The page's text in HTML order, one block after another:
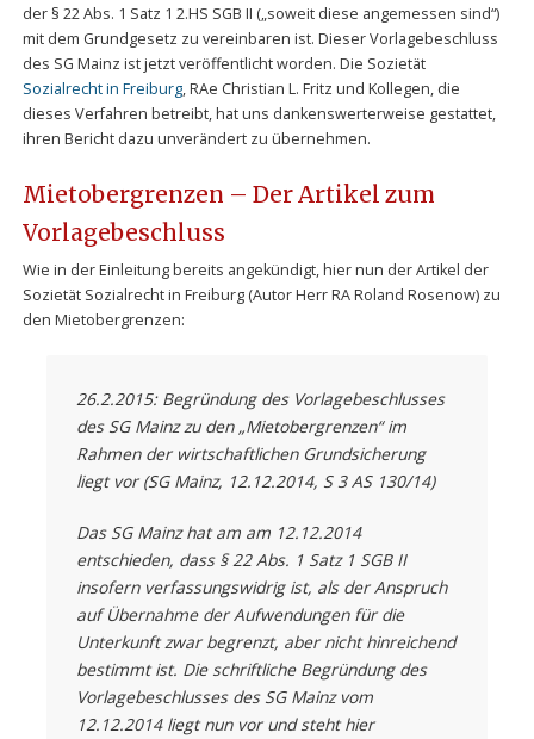
der § 22 Abs. 1 Satz 1 2.HS SGB II („soweit diese angemessen sind“)
mit dem Grundgesetz zu vereinbaren ist. Dieser Vorlagebeschluss
des SG Mainz ist jetzt veröffentlicht worden. Die Sozietät
Sozialrecht in Freiburg, RAe Christian L. Fritz und Kollegen, die
dieses Verfahren betreibt, hat uns dankenswerterweise gestattet,
ihren Bericht dazu unverändert zu übernehmen.
Mietobergrenzen – Der Artikel zum
Vorlagebeschluss
Wie in der Einleitung bereits angekündigt, hier nun der Artikel der
Sozietät Sozialrecht in Freiburg (Autor Herr RA Roland Rosenow) zu
den Mietobergrenzen:
26.2.2015: Begründung des Vorlagebeschlusses
des SG Mainz zu den „Mietobergrenzen“ im
Rahmen der wirtschaftlichen Grundsicherung
liegt vor (SG Mainz, 12.12.2014, S 3 AS 130/14)
Das SG Mainz hat am am 12.12.2014
entschieden, dass § 22 Abs. 1 Satz 1 SGB II
insofern verfassungswidrig ist, als der Anspruch
auf Übernahme der Aufwendungen für die
Unterkunft zwar begrenzt, aber nicht hinreichend
bestimmt ist. Die schriftliche Begründung des
Vorlagebeschlusses des SG Mainz vom
12.12.2014 liegt nun vor und steht hier